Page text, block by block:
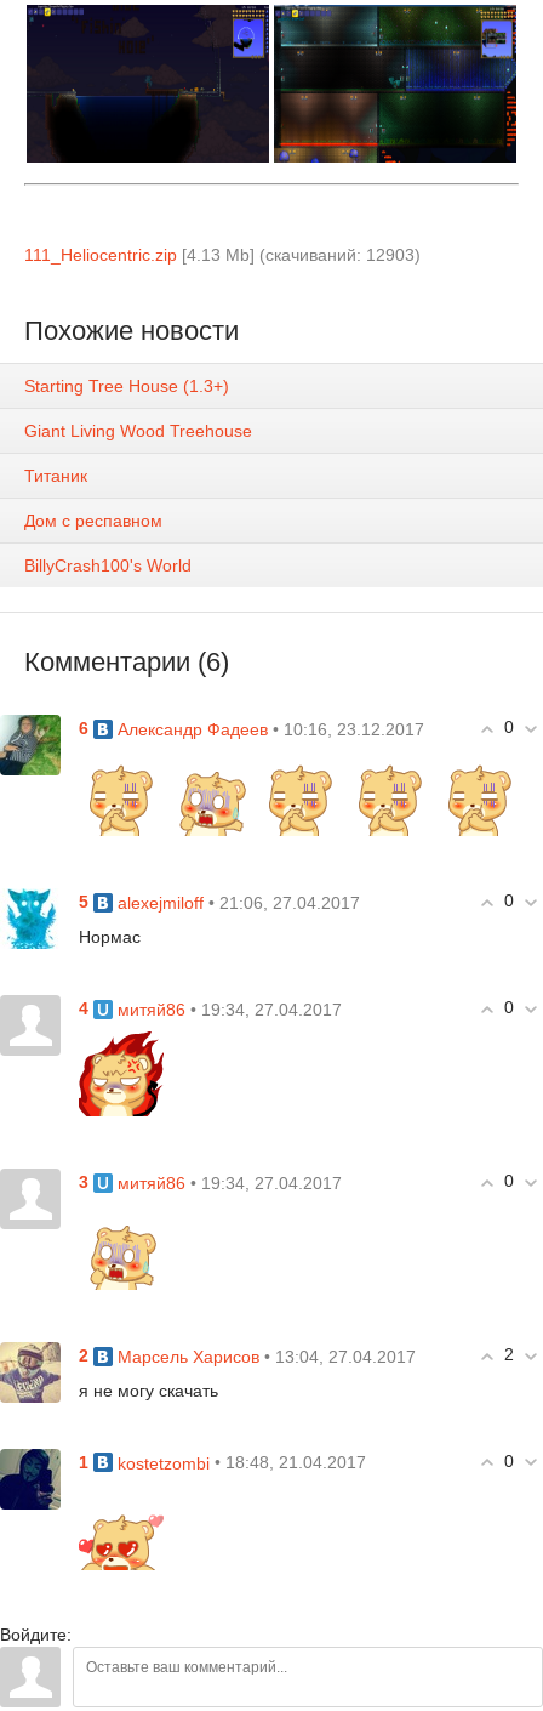
111_Heliocentric.zip [4.13 Mb] (cкачиваний: 12903)
Похожие новости
Starting Tree House (1.3+)
Giant Living Wood Treehouse
Титаник
Дом с респавном
BillyCrash100's World
Комментарии (6)
0
6 Александр Фадеев • 10:16, 23.12.2017
0
5 alexejmiloff • 21:06, 27.04.2017
Нормас
0
4 митяй86 • 19:34, 27.04.2017
0
3 митяй86 • 19:34, 27.04.2017
2
2 Марсель Харисов • 13:04, 27.04.2017
я не могу скачать
0
1 kostetzombi • 18:48, 21.04.2017
Войдите: